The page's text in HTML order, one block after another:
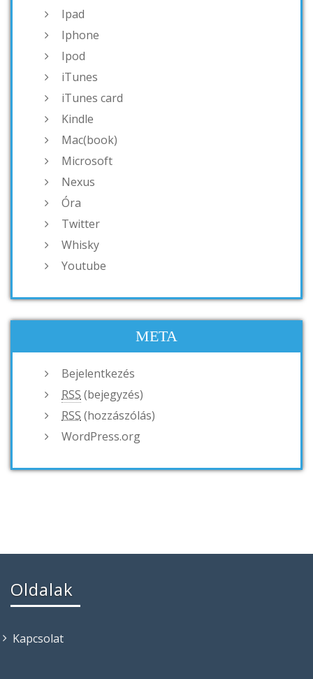
Ipad
Iphone
Ipod
iTunes
iTunes card
Kindle
Mac(book)
Microsoft
Nexus
Óra
Twitter
Whisky
Youtube
META
Bejelentkezés
RSS (bejegyzés)
RSS (hozzászólás)
WordPress.org
Oldalak
Kapcsolat